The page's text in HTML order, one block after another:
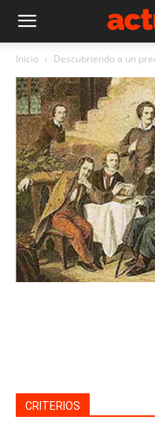
Inicio Descubriendo a un
CRITERIOS